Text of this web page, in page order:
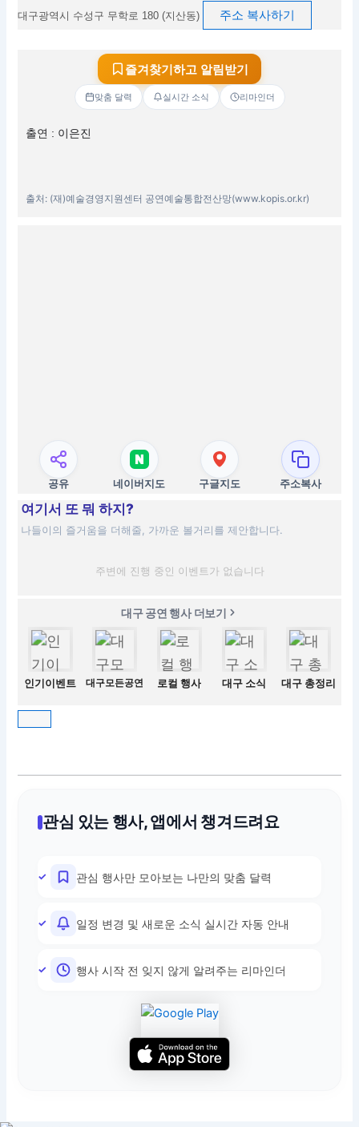
대구광역시 수성구 무학로 180 (지산동) 주소 복사하기
즐겨찾기하고 알림받기
맞춤 달력 실시간 소식 리마인더
출연 : 이은진
출처: (재)예술경영지원센터 공연예술통합전산망(www.kopis.or.kr)
공유 네이버지도 구글지도 주소복사
여기서 또 뭐 하지?
나들이의 즐거움을 더해줄, 가까운 볼거리를 제안합니다.
주변에 진행 중인 이벤트가 없습니다
대구 공연 행사 더보기
인기이벤트 대구모든공연 로컬 행사 대구 소식 대구 총정리
관심 있는 행사, 앱에서 챙겨드려요
관심 행사만 모아보는 나만의 맞춤 달력
일정 변경 및 새로운 소식 실시간 자동 안내
행사 시작 전 잊지 않게 알려주는 리마인더